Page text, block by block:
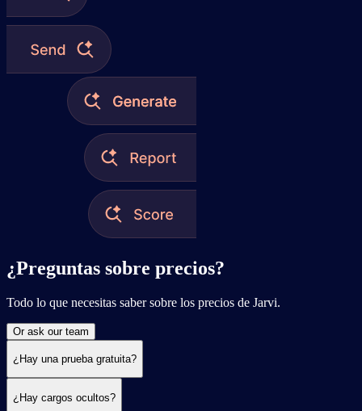
¿Preguntas sobre precios?
Todo lo que necesitas saber sobre los precios de Jarvi.
Or ask our team
¿Hay una prueba gratuita?
¿Hay cargos ocultos?